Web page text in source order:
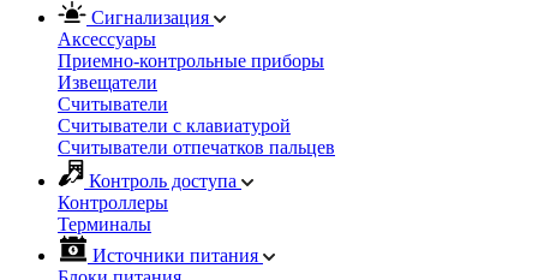
Сигнализация
Аксессуары
Приемно-контрольные приборы
Извещатели
Считыватели
Cчитыватели с клавиатурой
Cчитыватели отпечатков пальцев
Контроль доступа
Контроллеры
Терминалы
Источники питания